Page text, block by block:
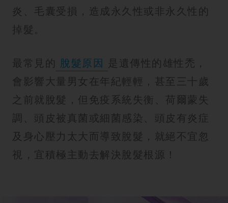
炎、毛囊受損，造成永久性或非永久性的
掉髮。
最常見的 脫髮原因 是遺傳性的雄性禿，
會影響大量男女在年紀輕輕，甚至三十歲
之前就脫髮，但免疫系統失衡、荷爾蒙失
調、頭皮被真菌或細菌感染、頭皮有炎症
及身心壓力太大而導致脫髮，就絕不宜忽
視，宜積極主動去解決脫髮根源！